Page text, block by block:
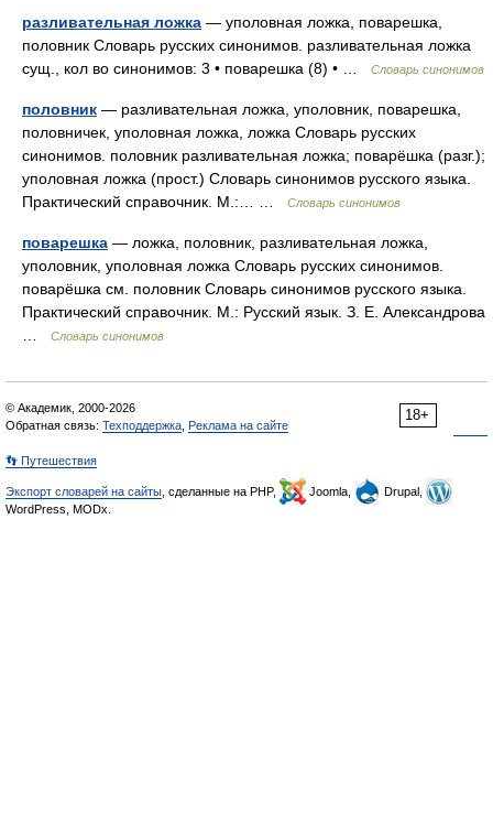
разливательная ложка — уполовная ложка, поварешка,
половник Словарь русских синонимов. разливательная ложка
сущ., кол во синонимов: 3 • поварешка (8) • …
Словарь синонимов
половник — разливательная ложка, уполовник, поварешка,
половничек, уполовная ложка, ложка Словарь русских
синонимов. половник разливательная ложка; поварёшка (разг.);
уполовная ложка (прост.) Словарь синонимов русского языка.
Практический справочник. М.:… …
Словарь синонимов
поварешка — ложка, половник, разливательная ложка,
уполовник, уполовная ложка Словарь русских синонимов.
поварёшка см. половник Словарь синонимов русского языка.
Практический справочник. М.: Русский язык. З. Е. Александрова
Словарь синонимов
18+
© Академик, 2000-2026
Обратная связь: Техподдержка Реклама на сайте
👣 Путешествия
Экспорт словарей на сайты , сделанные на PHP, Joomla,
Drupal,
WordPress, MODx.